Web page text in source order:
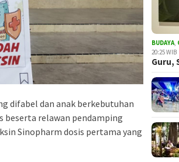
difabel dan anak berkebutuhan
beserta relawan pendamping
Sinopharm dosis pertama yang
BUDAYA
20:25 WIB
Guru,